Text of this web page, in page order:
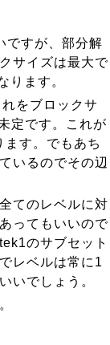
ですが、部分解
サイズは最大で
ります。
をブロックサ
定です。これが
す。でもあち
いるのでその辺
てのレベルに対
ってもいいので
のサブセット
レベルは常に1
いでしょう。